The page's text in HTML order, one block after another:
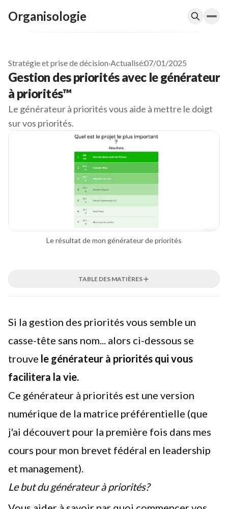
Organisologie
Stratégie et prise de décision·Actualisé:07/01/2025
Gestion des priorités avec le générateur
à priorités™
Le générateur à priorités vous aide à mettre le doigt
sur vos priorités.
Le résultat de mon générateur de priorités
TABLE DES MATIÈRES
Si la gestion des priorités vous semble un
casse-tête sans nom... alors ci-dessous se
trouve le générateur à priorités qui vous
facilitera la vie.
Ce générateur à priorités est une version
numérique de la matrice préférentielle (que
j'ai découvert pour la première fois dans mes
cours pour mon brevet fédéral en leadership
et management).
Le but du générateur à priorités?